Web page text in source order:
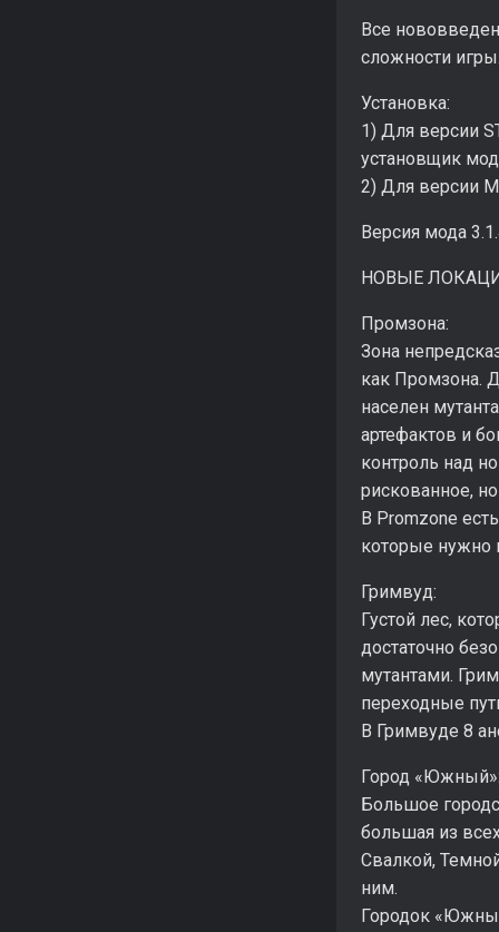
Все
сложности
Установка:
1) Для версии
установщик
2) Для версии
Версия мода
НОВЫЕ
Промзона:
Зона
как Промзона.
населен
артефактов и
контроль над
рискованное,
В Promzone
которые нужно
Гримвуд:
Густой лес,
достаточно
мутантами.
переходные
В Гримвуде 8
Город
Большое
большая из
Свалкой,
ним.
Городок